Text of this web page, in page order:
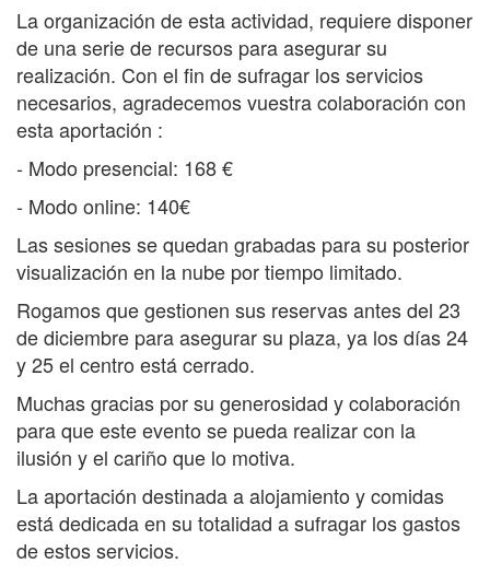
La organización de esta actividad, requiere disponer
de una serie de recursos para asegurar su
realización. Con el fin de sufragar los servicios
necesarios, agradecemos vuestra colaboración con
esta aportación :
- Modo presencial: 168 €
- Modo online: 140€
Las sesiones se quedan grabadas para su posterior
visualización en la nube por tiempo limitado.
Rogamos que gestionen sus reservas antes del 23
de diciembre para asegurar su plaza, ya los días 24
y 25 el centro está cerrado.
Muchas gracias por su generosidad y colaboración
para que este evento se pueda realizar con la
ilusión y el cariño que lo motiva.
La aportación destinada a alojamiento y comidas
está dedicada en su totalidad a sufragar los gastos
de estos servicios.